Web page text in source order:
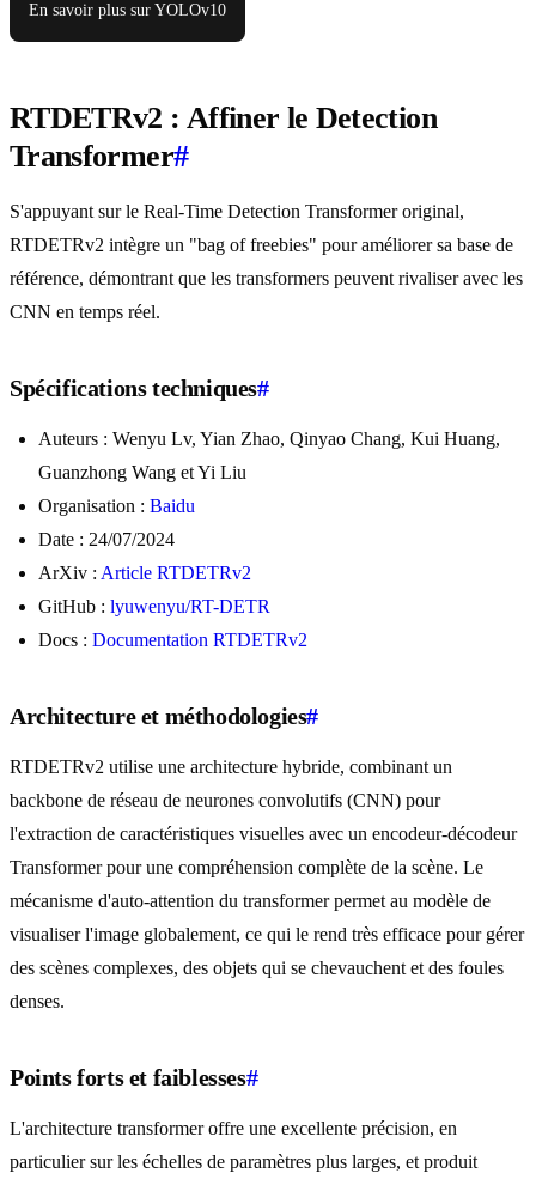
En savoir plus sur YOLOv10
RTDETRv2 : Affiner le Detection
Transformer#
S'appuyant sur le Real-Time Detection Transformer original,
RTDETRv2 intègre un "bag of freebies" pour améliorer sa base de
référence, démontrant que les transformers peuvent rivaliser avec les
CNN en temps réel.
Spécifications techniques#
Auteurs : Wenyu Lv, Yian Zhao, Qinyao Chang, Kui Huang,
Guanzhong Wang et Yi Liu
Organisation : Baidu
Date : 24/07/2024
ArXiv : Article RTDETRv2
GitHub : lyuwenyu/RT-DETR
Docs : Documentation RTDETRv2
Architecture et méthodologies#
RTDETRv2 utilise une architecture hybride, combinant un
backbone de réseau de neurones convolutifs (CNN) pour
l'extraction de caractéristiques visuelles avec un encodeur-décodeur
Transformer pour une compréhension complète de la scène. Le
mécanisme d'auto-attention du transformer permet au modèle de
visualiser l'image globalement, ce qui le rend très efficace pour gérer
des scènes complexes, des objets qui se chevauchent et des foules
denses.
Points forts et faiblesses#
L'architecture transformer offre une excellente précision, en
particulier sur les échelles de paramètres plus larges, et produit